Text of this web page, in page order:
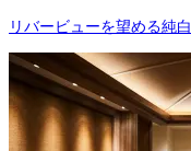
リバービューを望める純